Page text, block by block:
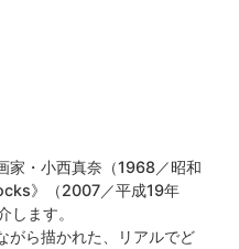
家・小西真奈（1968／昭和
》（2007／平成19年
ます。
がら描かれた、リアルでど